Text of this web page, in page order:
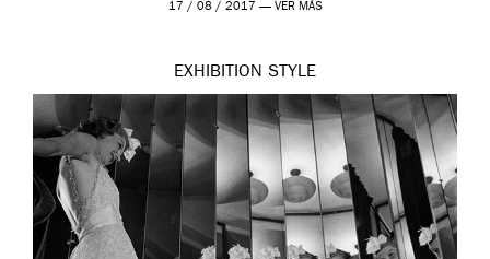
17 / 08 / 2017 — VER MÁS
EXHIBITION STYLE